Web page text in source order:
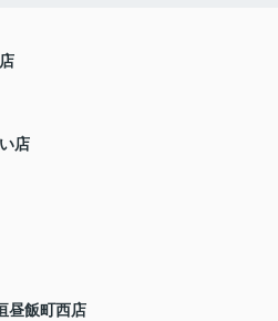
店
昼飯町西店